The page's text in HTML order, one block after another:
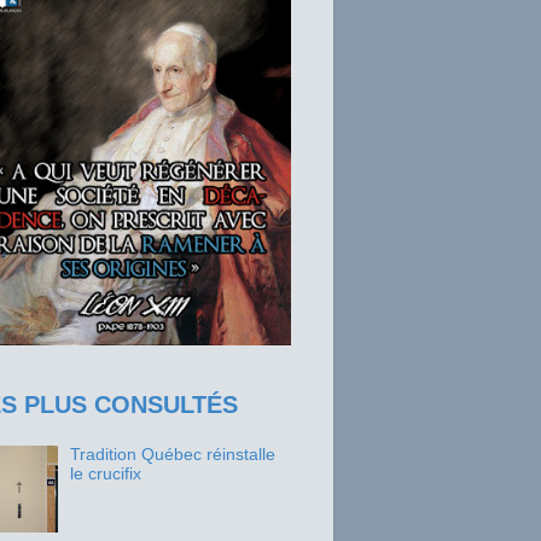
PLUS CONSULTÉS
Tradition Québec réinstalle
le crucifix